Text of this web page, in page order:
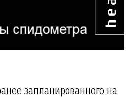
запланированного на